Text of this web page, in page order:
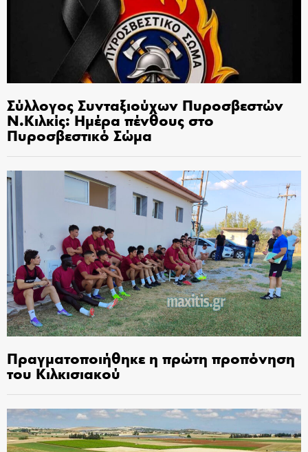
Σύλλογος Συνταξιούχων Πυροσβεστών
Ν.Κιλκίς: Ημέρα πένθους στο
Πυροσβεστικό Σώμα
Πραγματοποιήθηκε η πρώτη προπόνηση
του Κιλκισιακού